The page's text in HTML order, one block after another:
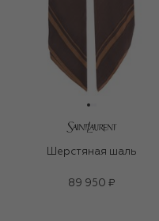
Шерстяная шаль
89 950 ₽